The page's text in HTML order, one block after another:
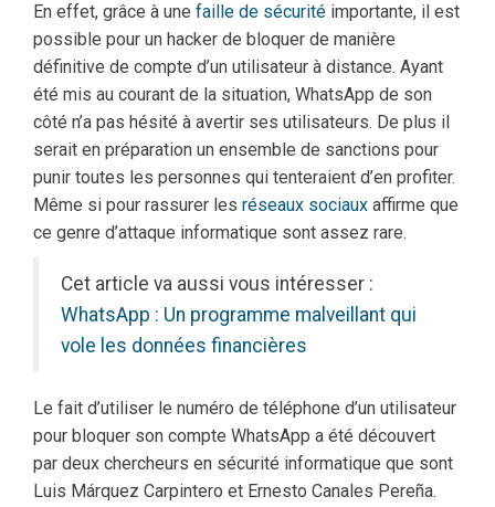
En effet, grâce à une faille de sécurité importante, il est
possible pour un hacker de bloquer de manière
définitive de compte d’un utilisateur à distance. Ayant
été mis au courant de la situation, WhatsApp de son
côté n’a pas hésité à avertir ses utilisateurs. De plus il
serait en préparation un ensemble de sanctions pour
punir toutes les personnes qui tenteraient d’en profiter.
Même si pour rassurer les réseaux sociaux affirme que
ce genre d’attaque informatique sont assez rare.
Cet article va aussi vous intéresser :
WhatsApp : Un programme malveillant qui
vole les données financières
Le fait d’utiliser le numéro de téléphone d’un utilisateur
pour bloquer son compte WhatsApp a été découvert
par deux chercheurs en sécurité informatique que sont
Luis Márquez Carpintero et Ernesto Canales Pereña.